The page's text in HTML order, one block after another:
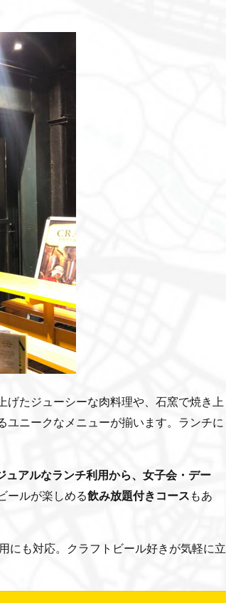
げたジューシーな肉料理や、石窯で焼き上
ユニークなメニューが揃います。ランチに
ュアルなランチ利用から、女子会・デー
ールが楽しめる飲み放題付きコース もあ
も対応。クラフトビール好きが気軽に立